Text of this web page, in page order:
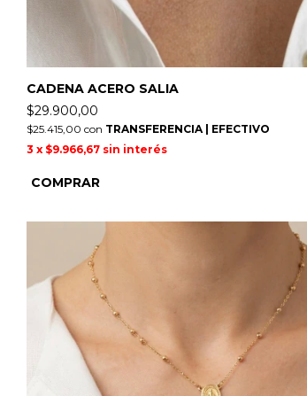
CADENA ACERO SALIA
$29.900,00
$25.415,00 con TRANSFERENCIA | EFECTIVO
3 x $9.966,67 sin interés